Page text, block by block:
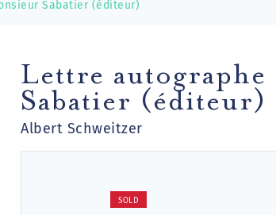
Sabatier (éditeur)
Lettre autographe
Sabatier (éditeur)
Albert Schweitzer
SOLD